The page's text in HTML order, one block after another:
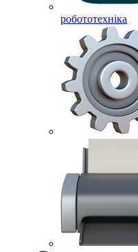
робототехніка